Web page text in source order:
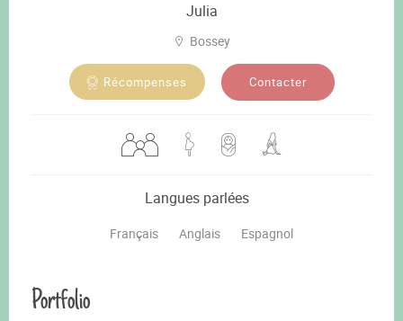
Julia
Bossey
Récompenses Contacter
Langues parlées
Français Anglais Espagnol
Portfolio